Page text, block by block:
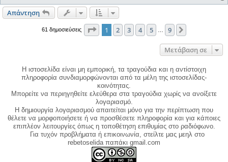
Απάντηση
61 δημοσιεύσεις Σελίδα από9
1 2 3 4 5 9
Μετάβαση σε
Η ιστοσελίδα είναι μη εμπορική, τα τραγούδια και η αντίστοιχη
πληροφορία συνδιαμορφώνονται από τα μέλη της ιστοσελίδας-
κοινότητας.
Μπορείτε να περιηγηθείτε ελεύθερα στα τραγούδια χωρίς να ανοίξετε
λογαριασμό.
Η δημιουργία λογαριασμού απαιτείται μόνο για την περίπτωση που
θέλετε να μορφοποιήσετε ή να προσθέσετε πληροφορία και για κάποιες
επιπλέον λειτουργίες όπως η τοποθέτηση επιθυμίας στο ραδιόφωνο.
Για τυχόν προβλήματα ή επικοινωνία, στείλτε μας μεηλ στο
rebetoselida παπάκι gmail.com